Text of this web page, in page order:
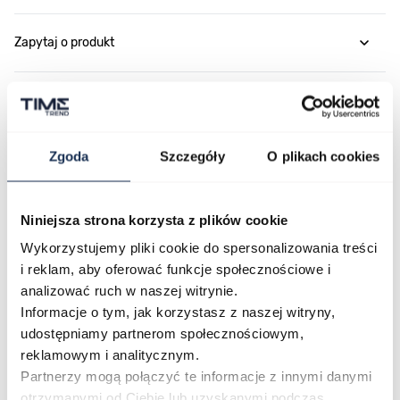
Zgoda Szczegóły O plikach cookies
Niniejsza strona korzysta z plików cookie
Wykorzystujemy pliki cookie do spersonalizowania treści
i reklam, aby oferować funkcje społecznościowe i
analizować ruch w naszej witrynie.
Informacje o tym, jak korzystasz z naszej witryny,
udostępniamy partnerom społecznościowym,
reklamowym i analitycznym.
Partnerzy mogą połączyć te informacje z innymi danymi
Zapytaj o produkt
Płatność i dostawa
Poruszanie się po elementach karuzeli jest możliwe za pomocą
Naciśnij, aby pominąć karuzelę
Naciśnij, aby przejść do nawigacji karuzeli